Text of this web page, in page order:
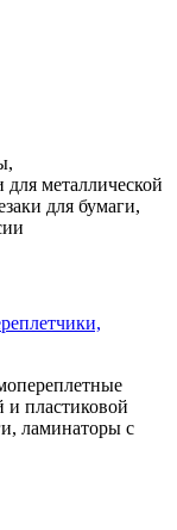
металлической
для бумаги,
и пластиковой
ламинаторы с